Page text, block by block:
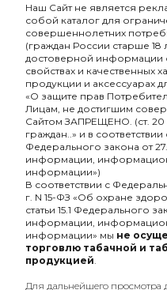
Element POD EL-01
Синий
800₽
Подробнее
Оптовый портал
Наш Сайт не является
собой каталог для
совершеннолетних
(граждан России старше 18
достоверной информации
свойствах и качественных
продукции и аксессуарах
«О защите прав
Лицам, не достигшим
Сайтом ЗАПРЕЩЕНО. (ст.
граждан..» и в соответствии
Федерального закона от
информации,
информации»)
В соответствии с
г. N 15-ФЗ «Об охране
статьи 15.1 Федерального
информации,
информации» мы не
торговлю табачной и
продукцией
Для дальнейшего просмотра